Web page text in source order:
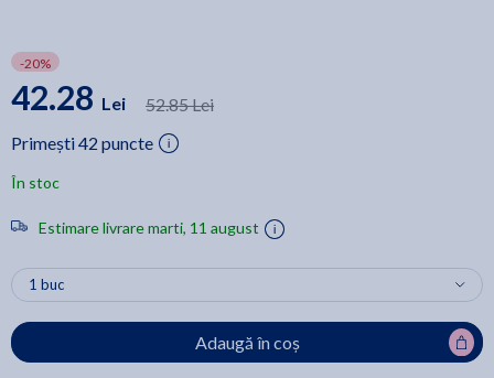
-20%
42.28 Lei
52.85 Lei
Primești 42 puncte
În stoc
Estimare livrare marti, 11 august
Adaugă în coș